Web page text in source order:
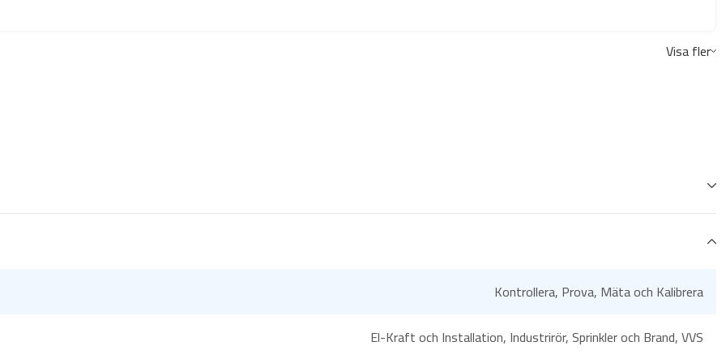
Visa fler
Kontrollera, Prova, Mäta och Kalibrera
El-Kraft och Installation, Industrirör, Sprinkler och Brand, VVS